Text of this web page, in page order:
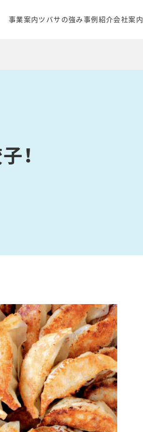
事業案内
WEBマーケティング
ツバサの強み事例紹介会社案内
会社概
！